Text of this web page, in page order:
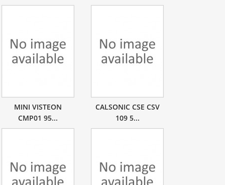
MINI VISTEON
CMP01 95...
CALSONIC CSE CSV
109 5...